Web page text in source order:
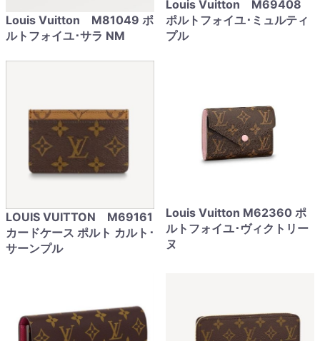
Louis Vuitton M81049 ポ
ルトフォイユ･サラ NM
Louis Vuitton M69408
ポルトフォイユ･ミュルティ
プル
LOUIS VUITTON M69161
カードケース ポルト カルト･
サーンプル
Louis Vuitton M62360 ポ
ルトフォイユ･ヴィクトリー
ヌ